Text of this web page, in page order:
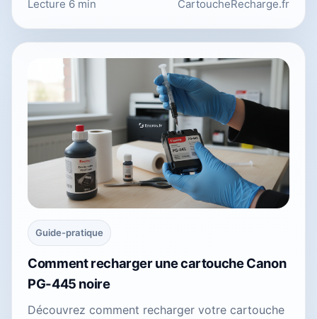
Lecture 6 min CartoucheRecharge.fr
Guide-pratique
Comment recharger une cartouche Canon
PG-445 noire
Découvrez comment recharger votre cartouche